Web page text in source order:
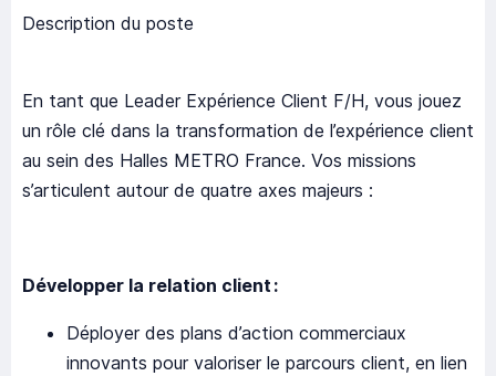
Description du poste
En tant que Leader Expérience Client F/H, vous jouez
un rôle clé dans la transformation de l’expérience client
au sein des Halles METRO France. Vos missions
s’articulent autour de quatre axes majeurs :
Développer la relation client :
Déployer des plans d’action commerciaux
innovants pour valoriser le parcours client, en lien